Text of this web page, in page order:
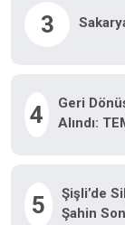
3
4
Geri
Alındı:
5
Şişli’de
Şahin